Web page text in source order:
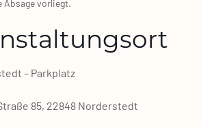
Absa­ge vor­liegt.
– Park­platz
85, 22848 Nor­der­stedt